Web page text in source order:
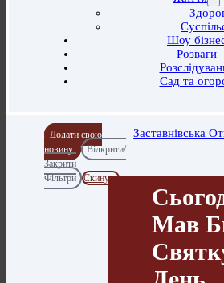
Шоу
Розваги
Сад та
Додати свою
новину
Відкрити/
Закрити
Фільтри
Скинути
Заставнівська
Мав